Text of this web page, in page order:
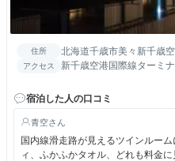
住所 北海道千歳市美々新千歳
アクセス
新千歳空港国際線ターミ
㎞
宿泊した人の口コミ
青空
国内線滑走路が見えるツインルー
ィ、ふかふかタオル、どれも料金